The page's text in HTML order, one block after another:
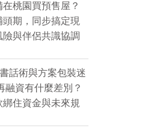
在桃園買預售屋？
期，同步搞定現
與伴侶共識協調
話術與方案包裝迷
融資有什麼差別？
住資金與未來規